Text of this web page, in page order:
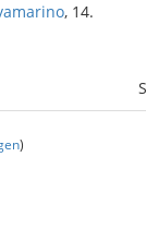
, 14.
)